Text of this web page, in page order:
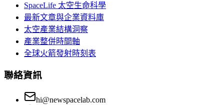
SpaceLife 太空生命科學
最新文章與企業資料庫
太空產業結構洞察
產業整併時間軸
全球火箭發射時刻表
聯絡資訊
hi@newspacelab.com